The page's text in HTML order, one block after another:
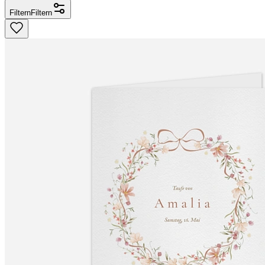
FilternFiltern